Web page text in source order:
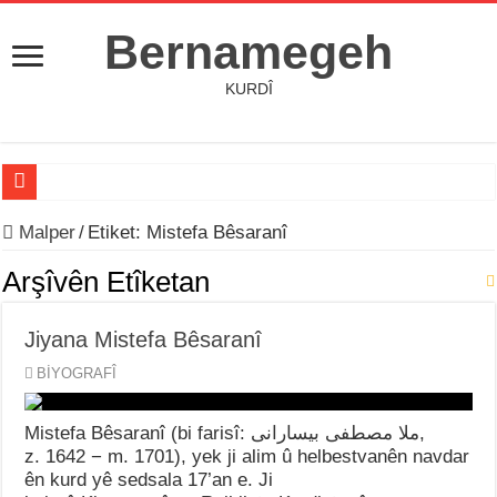
Bernamegeh
KURDÎ
HEJMARA ŞEŞEMÎN YA KOVARA BERNAMEGEH DERKET
Hejmara (22) a Kovara Şermola Derket
Destana Kela Dimdimê
Jiyana Milet Mihemed
Jiyana Çekdar Karataş
Malper/ Etiket: Mistefa Bêsaranî
Arşîvên Etîketan
Jiyana Mistefa Bêsaranî
BİYOGRAFÎ
Mistefa Bêsaranî (bi farisî: ملا مصطفی بیسارانی‎,
z. 1642 − m. 1701), yek ji alim û helbestvanên navdar
ên kurd yê sedsala 17’an e. Ji